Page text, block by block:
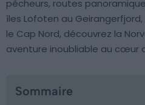
pêcheurs, routes
îles Lofoten au
le Cap Nord, découvrez la
aventure inoubliable au cœur
Sommaire